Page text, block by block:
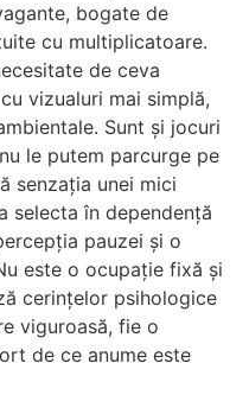
bogate de
cu multiplicatoare.
de ceva
vizualuri mai simplă,
Sunt și jocuri
le putem parcurge pe
senzația unei mici
selecta în dependență
pauzei și o
este o ocupație fixă și
cerințelor psihologice
viguroasă, fie o
de ce anume este